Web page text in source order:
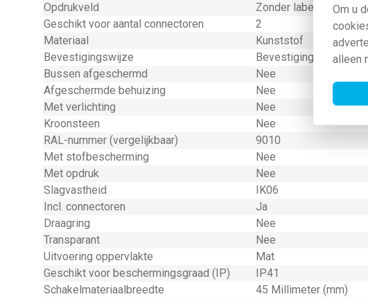
Om u
alleen
Opdrukveld
Zonder label
Geschikt voor aantal connectoren
2
Materiaal
Kunststof
Bevestigingswijze
Bevestiging met
Bussen afgeschermd
Nee
Afgeschermde behuizing
Nee
Met verlichting
Nee
Kroonsteen
Nee
RAL-nummer (vergelijkbaar)
9010
Met stofbescherming
Nee
Met opdruk
Nee
Slagvastheid
IK06
Incl. connectoren
Ja
Draagring
Nee
Transparant
Nee
Uitvoering oppervlakte
Mat
Geschikt voor beschermingsgraad (IP)
IP41
Schakelmateriaalbreedte
45 Millimeter (mm)